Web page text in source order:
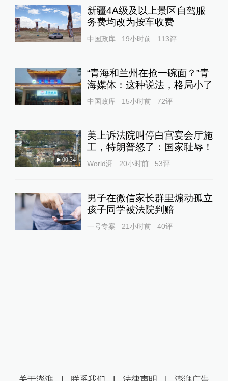
新疆4A级及以上景区自驾服
务费均改为按车收费
中国政库 19小时前 113评
“青海和兰州在抢一碗面？”青
海媒体：这种说法，格局小了
中国政库 15小时前 72评
00:34
美上诉法院叫停白宫宴会厅施
工，特朗普怒了：国家耻辱！
World湃 20小时前 53评
男子在微信家长群里煽动孤立
孩子同学被法院判赔
一号专案 21小时前 40评